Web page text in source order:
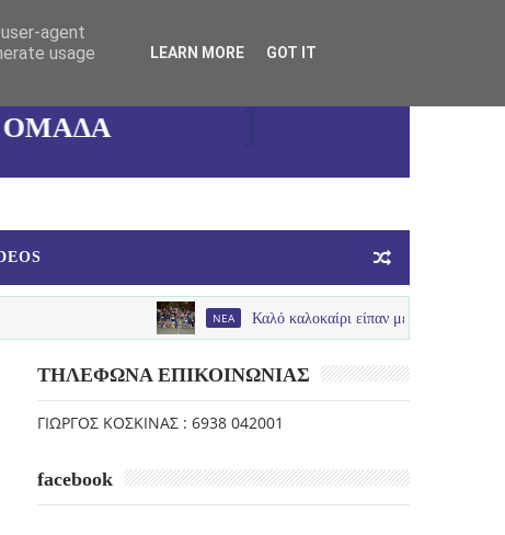
ΚΑΛΛΙΘΕΑΣ
ΟΜΑΔΑ
Καλό καλοκαίρι είπαν με παλμό , χαμόγελα και πολύ
ΤΗΛΕΦΩΝΑ ΕΠΙΚΟΙΝΩΝΙΑΣ
ΓΙΩΡΓΟΣ ΚΟΣΚΙΝΑΣ : 6938 042001
facebook
agent
usage
LEARN MORE GOT IT